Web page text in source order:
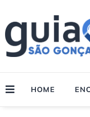
para
conteúdo
HOME